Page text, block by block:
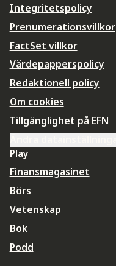
Integritetspolicy
Prenumerationsvillkor
FactSet villkor
Värdepapperspolicy
Redaktionell policy
Om cookies
Tillgänglighet på EFN
Play
Finansmagasinet
Börs
Vetenskap
Bok
Podd